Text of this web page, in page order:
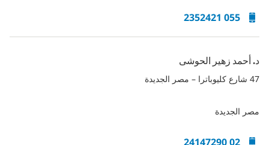
055 2352421
د. أحمد زهير الحوشى
47 شارع كليوباترا – مصر الجديدة
مصر الجديدة
02 24147290